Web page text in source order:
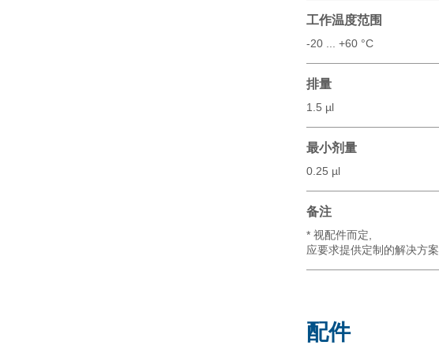
工作温度范围
-20 ... +60 °C
排量
1.5 µl
最小剂量
0.25 µl
备注
* 视配件而定,
应要求提供定制的解决方案
配件